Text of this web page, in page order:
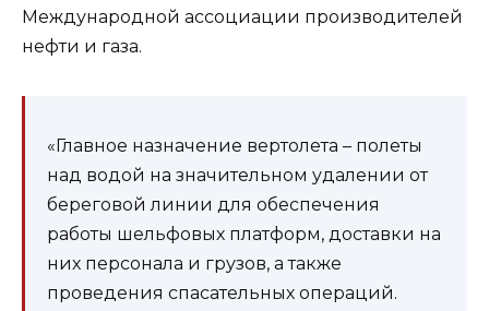
Международной ассоциации производителей
нефти и газа.
«Главное назначение вертолета – полеты
над водой на значительном удалении от
береговой линии для обеспечения
работы шельфовых платформ, доставки на
них персонала и грузов, а также
проведения спасательных операций.